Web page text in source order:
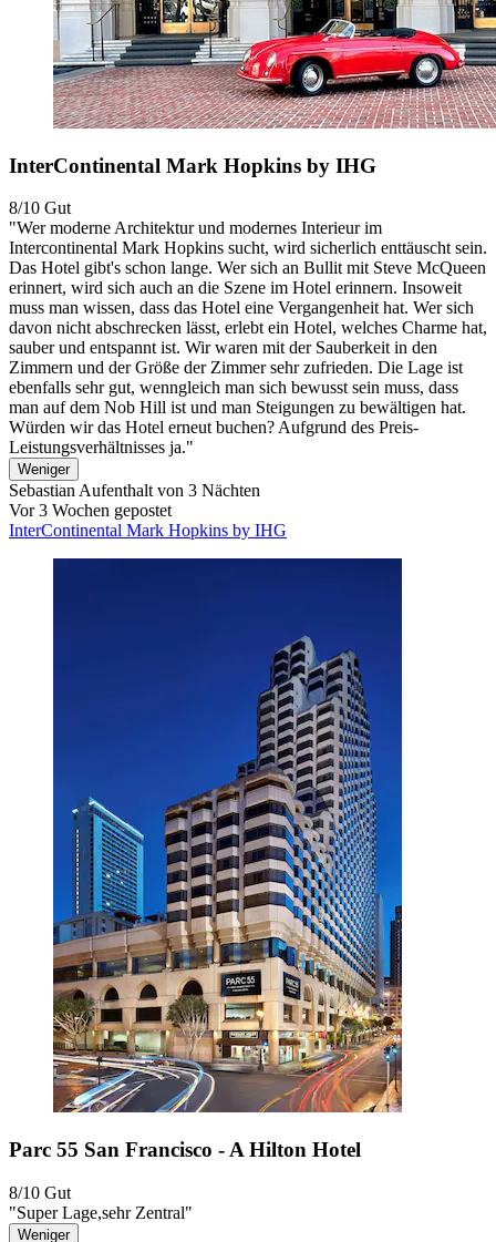
InterContinental Mark Hopkins by IHG
8/10 Gut
"Wer moderne Architektur und modernes Interieur im
Intercontinental Mark Hopkins sucht, wird sicherlich enttäuscht sein.
Das Hotel gibt's schon lange. Wer sich an Bullit mit Steve McQueen
erinnert, wird sich auch an die Szene im Hotel erinnern. Insoweit
muss man wissen, dass das Hotel eine Vergangenheit hat. Wer sich
davon nicht abschrecken lässt, erlebt ein Hotel, welches Charme hat,
sauber und entspannt ist. Wir waren mit der Sauberkeit in den
Zimmern und der Größe der Zimmer sehr zufrieden. Die Lage ist
ebenfalls sehr gut, wenngleich man sich bewusst sein muss, dass
man auf dem Nob Hill ist und man Steigungen zu bewältigen hat.
Würden wir das Hotel erneut buchen? Aufgrund des Preis-
Leistungsverhältnisses ja."
Weniger
Sebastian Aufenthalt von 3 Nächten
Vor 3 Wochen gepostet
InterContinental Mark Hopkins by IHG
Parc 55 San Francisco - A Hilton Hotel
8/10 Gut
"Super Lage,sehr Zentral"
Weniger